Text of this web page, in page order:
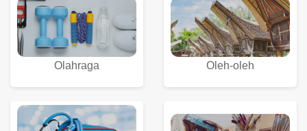
Olahraga Oleh-oleh